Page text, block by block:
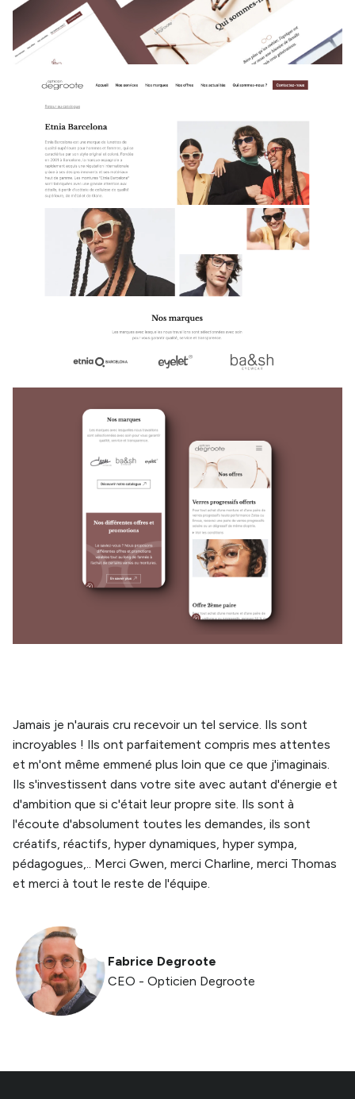
Jamais je n'aurais cru recevoir un tel service. Ils sont
incroyables ! Ils ont parfaitement compris mes attentes
et m'ont même emmené plus loin que ce que j'imaginais.
Ils s'investissent dans votre site avec autant d'énergie et
d'ambition que si c'était leur propre site. Ils sont à
l'écoute d'absolument toutes les demandes, ils sont
créatifs, réactifs, hyper dynamiques, hyper sympa,
pédagogues,.. Merci Gwen, merci Charline, merci Thomas
et merci à tout le reste de l'équipe.
Fabrice Degroote
CEO - Opticien Degroote